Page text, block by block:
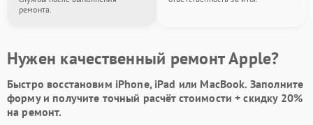
ремонта.
Нужен качественный ремонт Apple?
Быстро восстановим iPhone, iPad или MacBook. Заполните
формуи получите точный расчёт стоимости +скидку 20%
на ремонт.